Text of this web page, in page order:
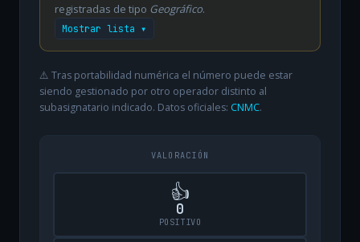
registradas de tipo Geográfico.
Mostrar lista ▾
⚠️ Tras portabilidad numérica el número puede estar
siendo gestionado por otro operador distinto al
subasignatario indicado. Datos oficiales: CNMC.
VALORACIÓN
👍
0
POSITIVO